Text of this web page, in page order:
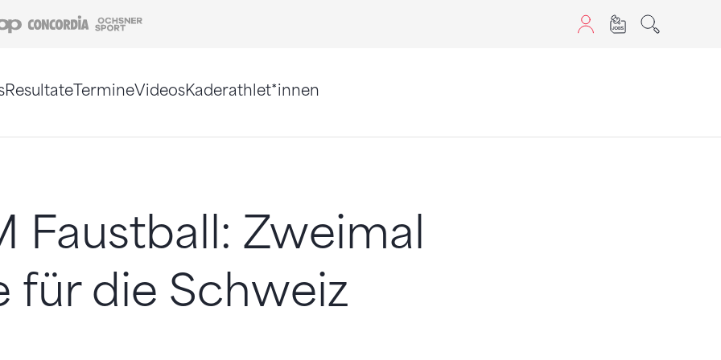
Coop Concordia
ResultateTermineVideosKaderathlet*innen
Faustball: Zweimal
für die Schweiz